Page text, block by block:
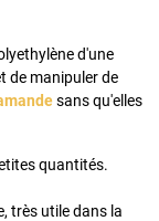
d'une
de manipuler de
sans qu'elles
quantités.
très utile dans la